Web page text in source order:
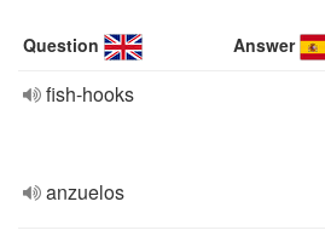
Question Answer
fish-hooks
anzuelos